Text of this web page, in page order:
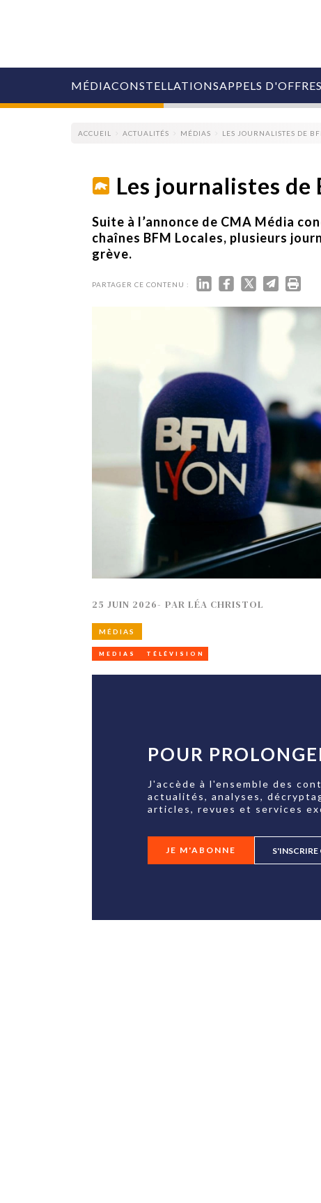
MÉDIA
COLLECTIVITÉS
MARQUES
AGENCES
RETAIL
MANAGEMENT
ARTICLE
PARTENAIRE
CONSTELLATIONSAPPELS D'OFFRES
ACCUEIL ACTUALITÉS MÉDIAS LES JOURNALISTES DE
Les journalistes de
Suite à l’annonce de CMA Média
chaînes BFM Locales, plusieurs
grève.
PARTAGER CE CONTENU :
25 JUIN 2026- PARLÉA CHRISTOL
MÉDIAS
MEDIAS TÉLÉVISION
POUR
J'accède à l'ensemble des
actualités, analyses,
articles, revues et services
JE M'ABONNE S'INSCRIRE